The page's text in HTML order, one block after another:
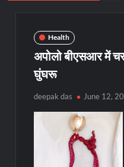
Health
अपोलो बीएसआर में
घुंघरू
deepak das June 12,